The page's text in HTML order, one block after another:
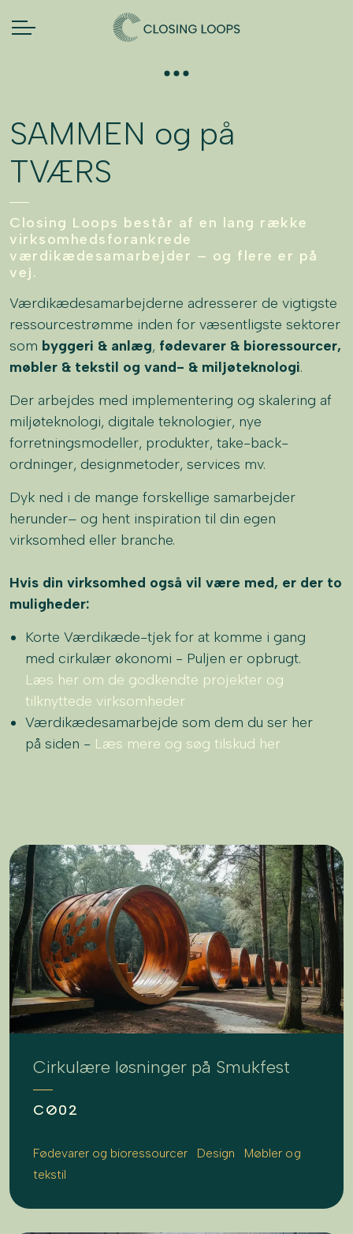
SAMMEN og på
TVÆRS
Closing Loops består af en lang række
virksomhedsforankrede
værdikædesamarbejder – og flere er på
vej.
Værdikædesamarbejderne adresserer de vigtigste
ressourcestrømme inden for væsentligste sektorer
som byggeri & anlæg, fødevarer & bioressourcer,
møbler & tekstil og vand- & miljøteknologi.​
Der arbejdes med implementering og skalering af
miljøteknologi, digitale teknologier, nye
forretningsmodeller, produkter, take-back-
ordninger, designmetoder, services mv. ​
Dyk ned i de mange forskellige samarbejder
herunder– og hent inspiration til din egen
virksomhed eller branche.
Hvis din virksomhed også vil være med, er der to
muligheder:
Korte Værdikæde-tjek for at komme i gang
med cirkulær økonomi - Puljen er opbrugt.
Læs her om de godkendte projekter og
tilknyttede virksomheder
Værdikædesamarbejde som dem du ser her
på siden - Læs mere og søg tilskud her
Cirkulære løsninger på Smukfest
CØ02
Fødevarer og bioressourcer Design
Møbler og
tekstil